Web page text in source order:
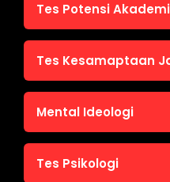
Tes Potensi
Bahasa Indonesia
Penalaran Numerik
Pengetahuan Umum
Tes Wawasan
Tes Kesamaptaan
Jasmani A (Lari 12
Mental Ideologi
Mental Ideologi
Tes Psikologi